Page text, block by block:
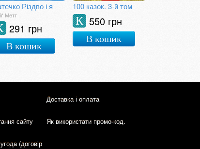
Різдво і я
Метт
291 грн
В кошик
100 казок. 3-й том
550 грн
К
В кошик
Доставка і оплата
сайту Як використати промо-код.
(договір